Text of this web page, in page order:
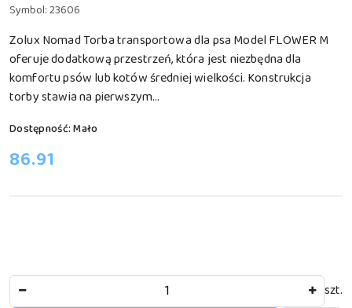
Symbol:23606
Zolux Nomad Torba transportowa dla psa Model FLOWER M
oferuje dodatkową przestrzeń, która jest niezbędna dla
komfortu psów lub kotów średniej wielkości. Konstrukcja
torby stawia na pierwszym...
Dostępność:Mało
cena:
86.91
szt.